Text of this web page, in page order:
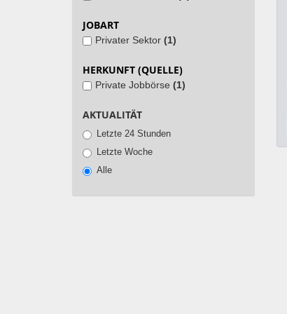
JOBART
Privater Sektor (1)
HERKUNFT (QUELLE)
Private Jobbörse (1)
AKTUALITÄT
Letzte 24 Stunden
Letzte Woche
Alle